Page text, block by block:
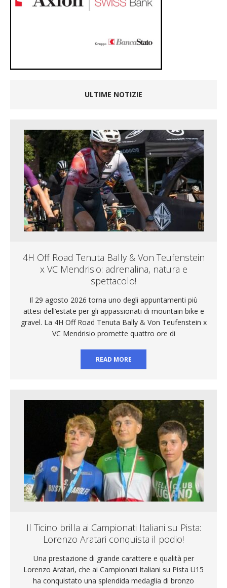
ULTIME NOTIZIE
4H Off Road Tenuta Bally & Von Teufenstein
x VC Mendrisio: adrenalina, natura e
spettacolo!
Il 29 agosto 2026 torna uno degli appuntamenti più
attesi dell’estate per gli appassionati di mountain bike e
gravel. La 4H Off Road Tenuta Bally & Von Teufenstein x
VC Mendrisio promette quattro ore di
READ MORE
Il Ticino brilla ai Campionati Italiani su Pista:
Lorenzo Aratari conquista il podio!
Una prestazione di grande carattere e qualità per
Lorenzo Aratari, che ai Campionati Italiani su Pista U15
ha conquistato una splendida medaglia di bronzo